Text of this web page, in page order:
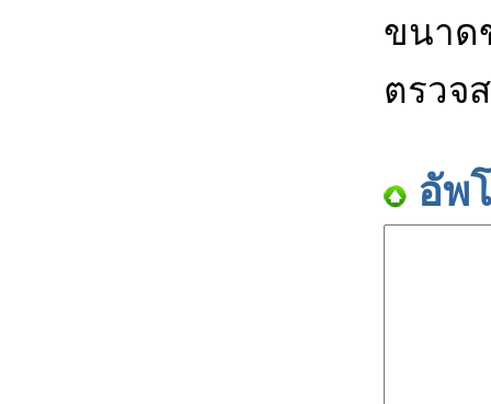
ขนาด
ตรวจ
อัพ